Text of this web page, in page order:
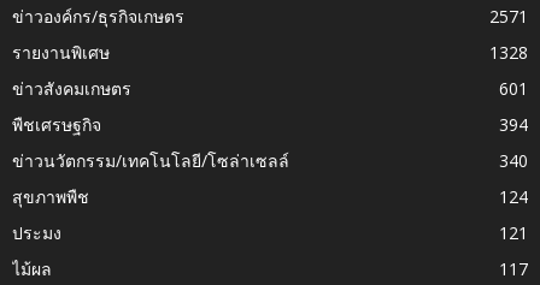
ข่าวองค์กร/ธุรกิจเกษตร
2571
รายงานพิเศษ
1328
ข่าวสังคมเกษตร
601
พืชเศรษฐกิจ
394
ข่าวนวัตกรรม/เทคโนโลยี/โซล่าเซลล์
340
สุขภาพพืช
124
ประมง
121
ไม้ผล
117